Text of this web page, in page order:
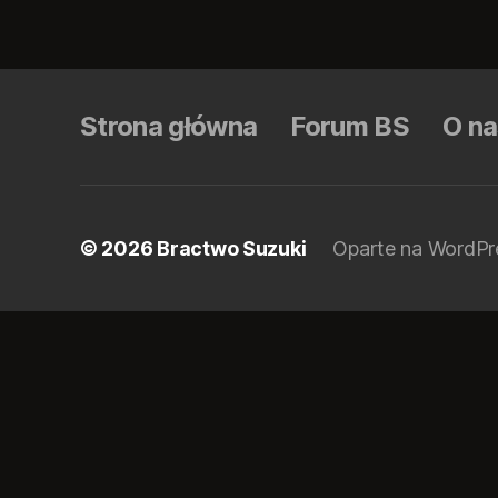
Strona główna Forum BS O
© 2026 Bractwo Suzuki Oparte na